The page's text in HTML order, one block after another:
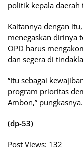
politik kepala daerah
Kaitannya dengan
menegaskan dirinya
OPD harus
dan segera di
“Itu sebagai
program prioritas
Ambon,” pungkasnya.
(dp-53)
Post Views: 132